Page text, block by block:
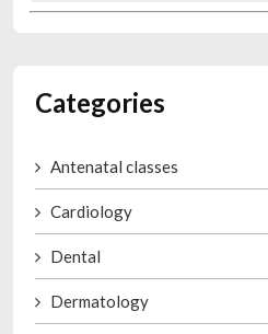
Categories
Antenatal classes
Cardiology
Dental
Dermatology